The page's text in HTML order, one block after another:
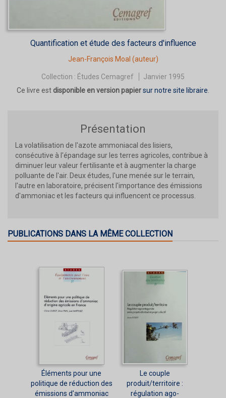
Quantification et étude des facteurs d'influence
Jean-François Moal (auteur)
Collection : Études Cemagref
Janvier 1995
Ce livre est disponible en version papiersur notre site libraire
Présentation
La volatilisation de l'azote ammoniacal des lisiers,
consécutive à l'épandage sur les terres agricoles, contribue à
diminuer leur valeur fertilisante et à augmenter la charge
polluante de l'air. Deux études, l'une menée sur le terrain,
l'autre en laboratoire, précisent l'importance des émissions
d'ammoniac et les facteurs qui influencent ce processus.
PUBLICATIONS DANS LA MÊME COLLECTION
Éléments pour une
politique de réduction des
émissions d'ammoniac
Le couple
produit/territoire :
régulation ago-